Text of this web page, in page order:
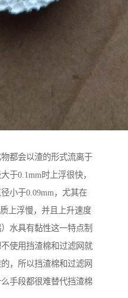
都会以渣的形式流离于
于0.1mm时上浮很快，
小于0.09mm，尤其在
上浮慢，并且上升速度
水具有黏性这一特点制
使用挡渣棉和过滤网就
，所以挡渣棉和过滤网
手段都很难替代挡渣棉